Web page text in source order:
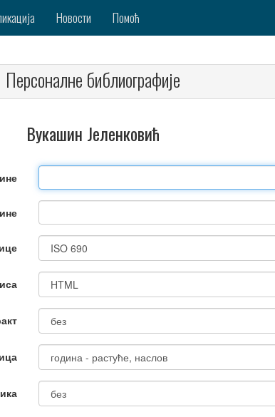
Новости Помоћ
Персоналне библиографије
Вукашин Јеленковић